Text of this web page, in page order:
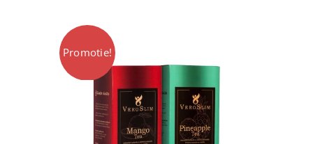
Promotie!